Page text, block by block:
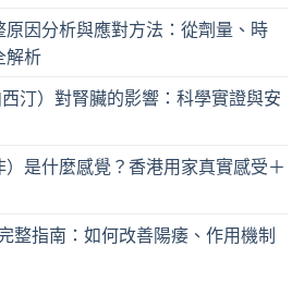
因分析與應對方法：從劑量、時
解析
汀）對腎臟的影響：科學實證與安
是什麼感覺？香港用家真實感受＋
整指南：如何改善陽痿、作用機制